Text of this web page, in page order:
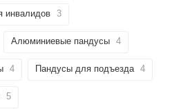
инвалидов 3
Алюминиевые пандусы 4
4 Пандусы для подъезда 4
5